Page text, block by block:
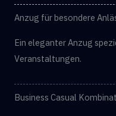
Anzug für besondere
Ein eleganter Anzug
Veranstaltungen.
Business Casual